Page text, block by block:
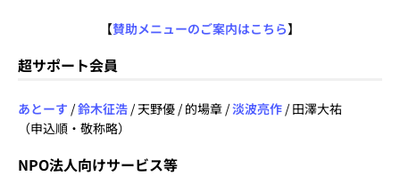
【賛助メニューのご案内はこちら】
超サポート会員
あとーす /鈴木征浩 / 天野優 / 的場章 /淡波亮作 / 田澤大祐
（申込順・敬称略）
NPO法人向けサービス等